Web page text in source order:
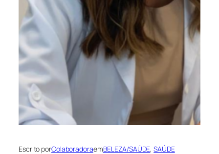
Escrito porColaboradoraemBELEZA/SAÚDE, SAÚDE